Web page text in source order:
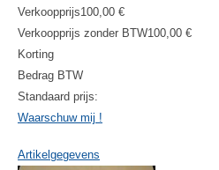
Verkoopprijs100,00 €
Verkoopprijs zonder BTW100,00 €
Korting
Bedrag BTW
Standaard prijs:
Waarschuw mij !
Artikelgegevens